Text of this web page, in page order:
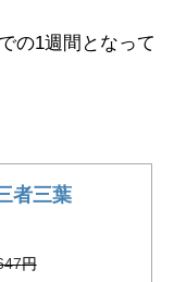
の1週間となって
者三葉
円